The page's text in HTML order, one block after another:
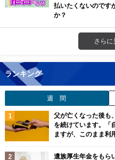
払いたくないのです
か？
さらに
ランキング
週 間
父が亡くなった後も
を続けています。「
ますが、このまま利
遺族厚生年金をもら